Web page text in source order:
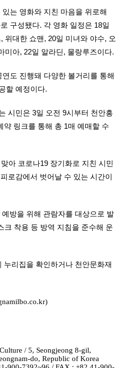
는 영화와 지친 마음을 위로해
구성됐다. 각 영화 일정은 18일
위대한 쇼맨, 20일 미녀와 야수, 오
미아, 22일 알라딘, 물랑루즈이다.
도 진행돼 다양한 볼거리를 통해
할 예정이다.
시민은 3일 오전 9시부터 천안흥
링크를 통해 총 1매 예매할 수
아 코로나19 장기화로 지친 시민
로감에서 벗어날 수 있는 시간이
예방을 위해 관람자를 대상으로 발
크 착용 등 방역 지침을 준수해 운
리집을 확인하거나 천안문화재
/ 5, Seongjeong 8-gil,
do, Republic of Korea